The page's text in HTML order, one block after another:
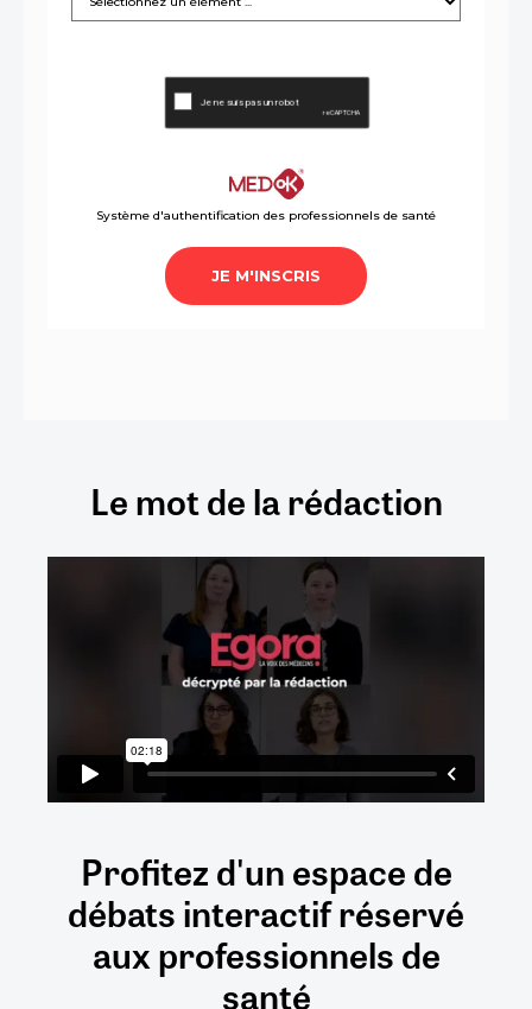
Le mot de la rédaction
Profitez d'un espace de
débatsinteractifréservé
auxprofessionnels de
santé